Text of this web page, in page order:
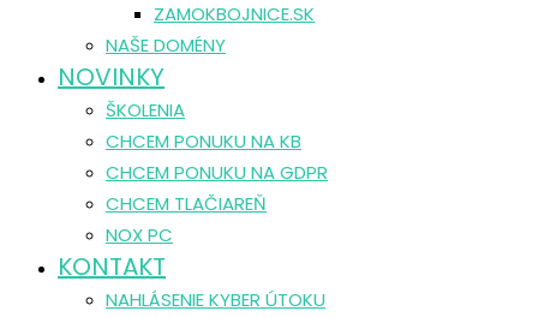
ZAMOKBOJNICE.SK
NAŠE DOMÉNY
NOVINKY
ŠKOLENIA
CHCEM PONUKU NA KB
CHCEM PONUKU NA GDPR
CHCEM TLAČIAREŇ
NOX PC
KONTAKT
NAHLÁSENIE KYBER ÚTOKU